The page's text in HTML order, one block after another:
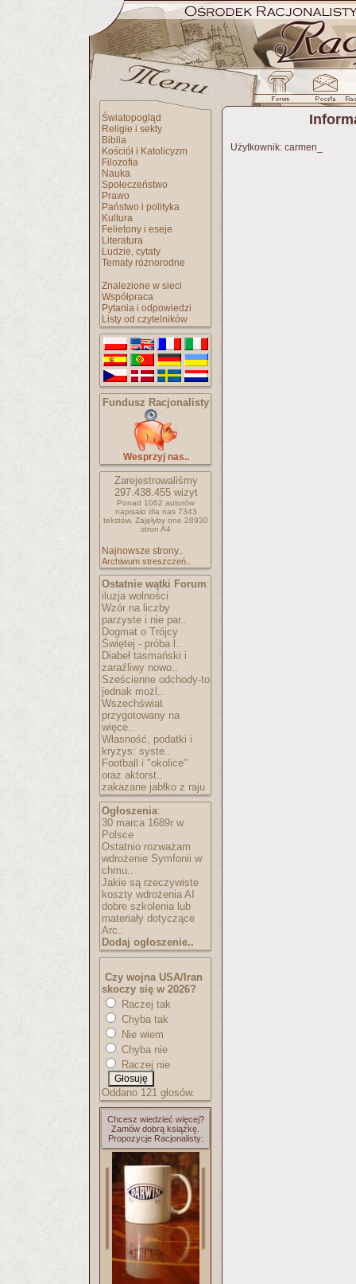
Światopogląd
Religie i sekty
Biblia
Kościół i Katolicyzm
Filozofia
Nauka
Społeczeństwo
Prawo
Państwo i polityka
Kultura
Felietony i eseje
Literatura
Ludzie, cytaty
Tematy różnorodne
Znalezione w sieci
Współpraca
Pytania i odpowiedzi
Listy od czytelników
Fundusz Racjonalisty
Wesprzyj nas..
Zarejestrowaliśmy
297.438.455wizyt
Ponad 1062 autorów
napisało dla nas 7343
tekstów. Zajęłyby one 28930
stron A4
Najnowsze strony..
Archiwum streszczeń..
Ostatnie wątki Forum:
iluzja wolności
Wzór na liczby
parzyste i nie par..
Dogmat o Trójcy
Świętej - próba l..
Diabeł tasmański i
zaraźliwy nowo..
Sześcienne odchody-to
jednak możl..
Wszechświat
przygotowany na
więce..
Własność, podatki i
kryzys: syste..
Football i "okolice"
oraz aktorst..
zakazane jabłko z raju
Ogłoszenia:
30 marca 1689r w
Polsce
Ostatnio rozważam
wdrożenie Symfonii w
chmu..
Jakie są rzeczywiste
koszty wdrożenia AI
dobre szkolenia lub
materiały dotyczące
Arc..
Dodaj ogłoszenie..
Czy wojna USA/Iran
skoczy się w 2026?
Raczej tak
Chyba tak
Nie wiem
Chyba nie
Raczej nie
Oddano 121 głosów.
Chcesz wiedzieć więcej?
Zamów dobrą książkę.
Propozycje Racjonalisty:
Użytkownik: carmen_